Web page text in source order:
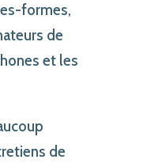
formes,
de
et les
de